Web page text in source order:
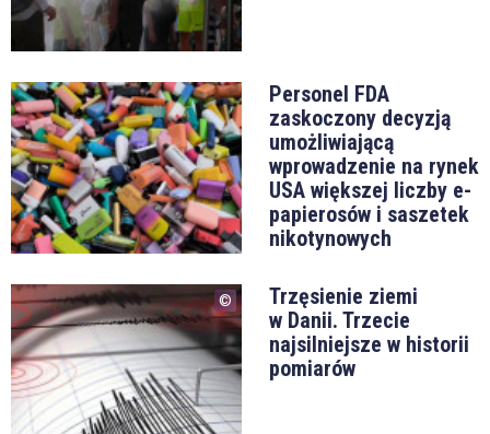
Personel FDA
zaskoczony decyzją
umożliwiającą
wprowadzenie na rynek
USA większej liczby e-
papierosów i saszetek
nikotynowych
Trzęsienie ziemi
w Danii. Trzecie
najsilniejsze w historii
pomiarów